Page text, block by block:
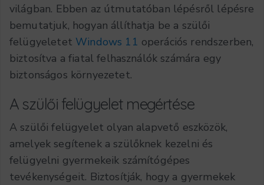
világban. Ebben az útmutatóban lépésről lépésre
bemutatjuk, hogyan állíthatja be a szülői
felügyeletet Windows 11 operációs rendszerben,
biztosítva a fiatal felhasználók számára egy
biztonságos környezetet.
A szülői felügyelet megértése
A szülői felügyelet olyan alapvető eszközök,
amelyek segítenek a szülőknek kezelni és
felügyelni gyermekeik számítógépes
tevékenységeit. Biztosítják, hogy a gyermekek